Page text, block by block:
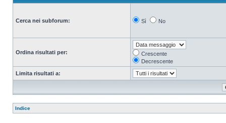
Cerca nei subforum: Sì No
Ordina risultati per:
Crescente
Decrescente
Limita risultati a:
Indice